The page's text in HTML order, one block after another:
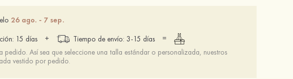
26 ago. - 7 sep.
15 días
+ Tiempo de envío: 3-15 días
=
pedido. Así sea que seleccione una talla estándar o personalizada, nuestros
vestido por pedido.